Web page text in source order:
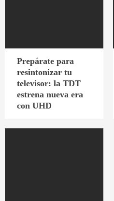
Prepárate para
resintonizar tu
televisor: la TDT
estrena nueva era
con UHD